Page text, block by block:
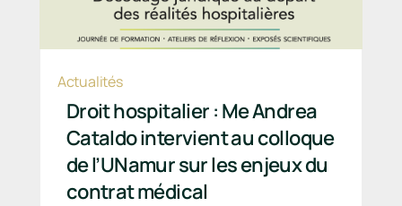
Droit hospitalier : Me Andrea
Cataldo intervient au colloque
de l’UNamur sur les enjeux du
contrat médical
Actualités